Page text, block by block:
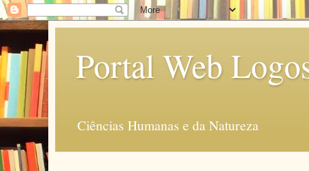
Portal Web
Ciências Humanas e da Natureza